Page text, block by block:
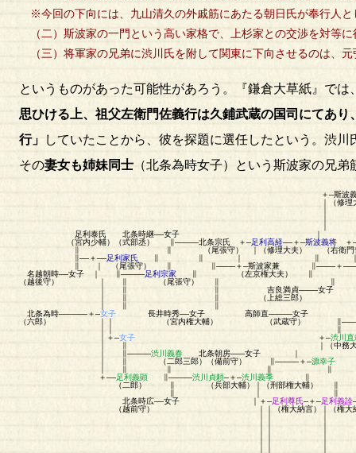
※今回の下向には、九山清久の外戚筋にあたる朝日氏が奉行人
（二）斯波家の一門という高い家格で、上杉家との交渉を対等
（三）将軍家の兄弟に渋川氏を附して関東に下向させるのは、
というものがあった可能性があろう。『鎌倉大草紙』では
思ひける上、祖父左衛門佐義行は久鋪武蔵の国司にてあ
行」
していたことから、彼を探題に選任したという。渋川
その妻女も姉妹同士 （北条為時女子）という斯波家の兄
＋―斯波義種―――斯波満種―――
｜（修理大夫） （左衛門佐） （修
足利泰氏 北条時継――女
（宮内少輔）（式部丞） ∥―――――北条宗氏 ＋―足利高経――＋―斯波義将
＋
∥ ∥ （尾張守） ｜（修理大夫） （右衛門督）｜（左衛門督）
∥――＋――足利家氏 ∥ ∥ ｜ ∥
∥ ｜ （尾張守） ∥ ∥――――＋―斯波家兼 ∥――――＋
名越朝時――女子 ｜ ∥―――――足利宗家 ∥ （左京権大
（越後守） ｜ ∥ （尾張守
｜ ∥ ∥ 吉良満貞――――女子
｜ ∥ ∥ （上総三郎） ∥ （左近将
北条為時――――――＋―女子 長井時秀――女子 高師直
（六郎） ｜｜ （宮内権大輔） （武蔵守）
｜｜ ∥ （左衛門佐） （
｜＋―女子 ＋―渋川直
｜ ∥ ｜（中務大輔
｜ ∥―――――渋川義春 北条朝房―――女子 ｜
｜ ∥ （二郎三郎）（備前守） ∥―――――＋―源幸子
｜ ∥ ∥ ∥ ∥
＋――足利義顕 ∥―――――渋川貞頼―＋―渋川義季 ∥
（二郎） ∥ （兵部大輔）｜（刑部権大輔） ∥
∥ ｜ ∥
北条時広――女子 ｜＋―足利尊氏―＋―足利義詮
（越前守） ｜｜（権大納言）｜（権大納言） （太政